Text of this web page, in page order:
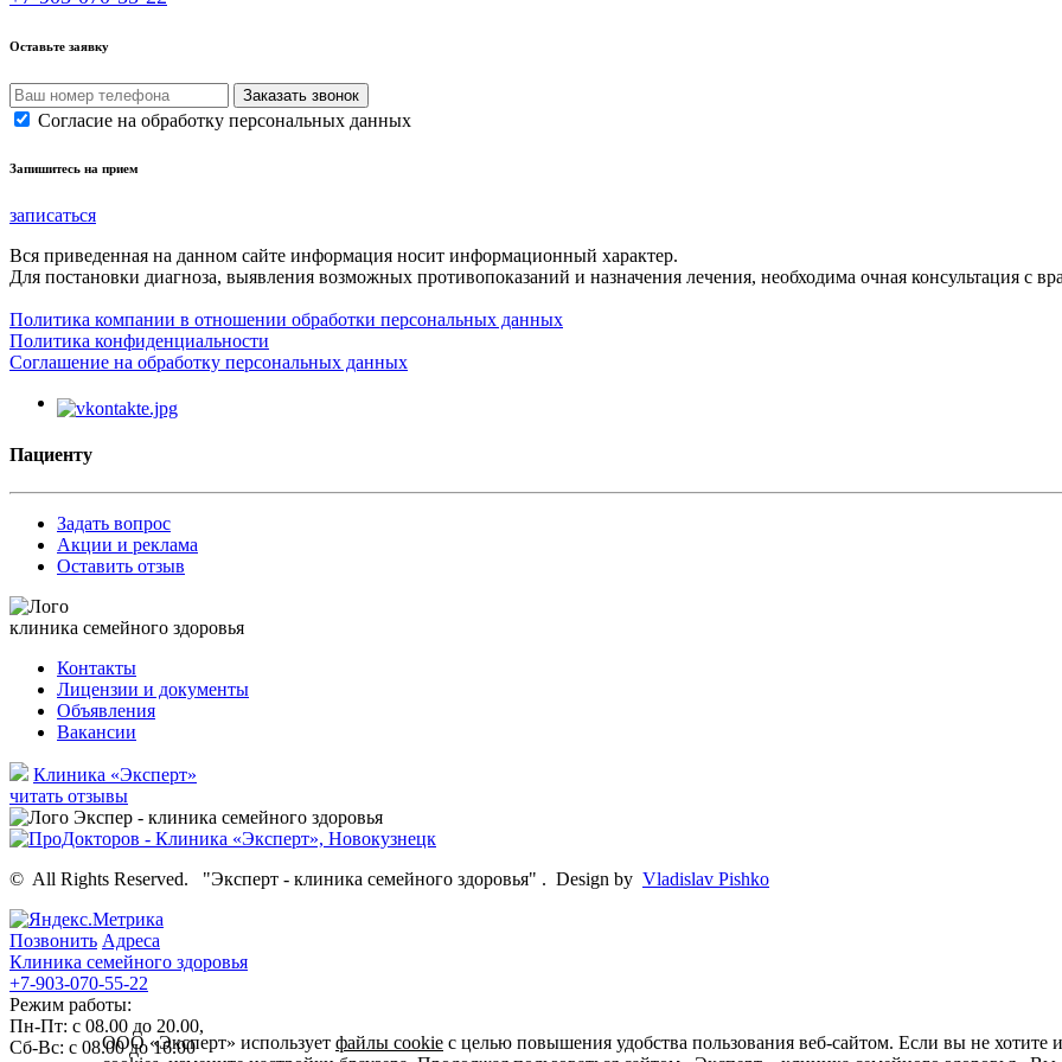
Оставьте заявку
Согласие на обработку персональных данных
Запишитесь на прием
записаться
Вся приведенная на данном сайте информация носит информационный характер.
Для постановки диагноза, выявления возможных противопоказаний и назначения лечения, необходима очная консультация с
Политика компании в отношении обработки персональных данных
Политика конфиденциальности
Соглашение на обработку персональных данных
Пациенту
Задать вопрос
Акции и реклама
Оставить отзыв
клиника семейного здоровья
Контакты
Лицензии и документы
Объявления
Вакансии
Клиника «Эксперт»
читать отзывы
© All Rights Reserved. "Эксперт - клиника семейного здоровья" . Design by Vladislav Pishko
Позвонить Адреса
Клиника семейного здоровья
+7-903-070-55-22
Режим работы:
Пн-Пт: с 08.00 до 20.00,
Сб-Вс: с 08.00 до 16.00ООО «Эксперт» использует файлы cookie с целью повышения удобства пользования веб-сайтом. Если вы не хотите